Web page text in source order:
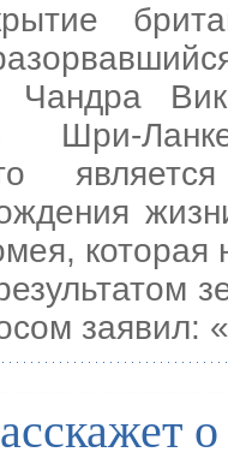
Чандра
Шри-
которая
заявил: